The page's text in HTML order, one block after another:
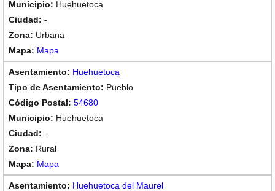
Huehuetoca
-
Urbana
Mapa
Huehuetoca
Pueblo
54680
Huehuetoca
-
Rural
Mapa
Huehuetoca del Maurel